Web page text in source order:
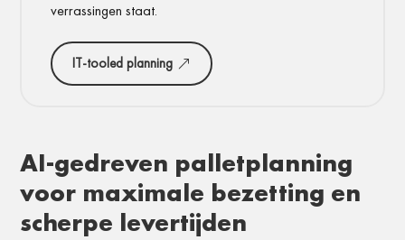
verrassingen staat.
IT-tooled planning
AI-gedreven palletplanning
voor maximale bezetting en
scherpe levertijden